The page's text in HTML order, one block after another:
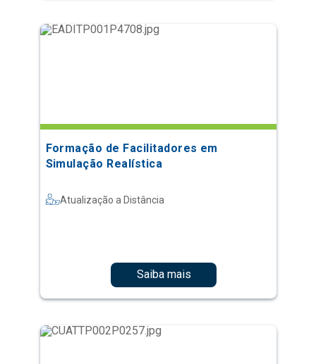
Formação de Facilitadores em
Simulação Realística
Atualização a Distância
Saiba mais